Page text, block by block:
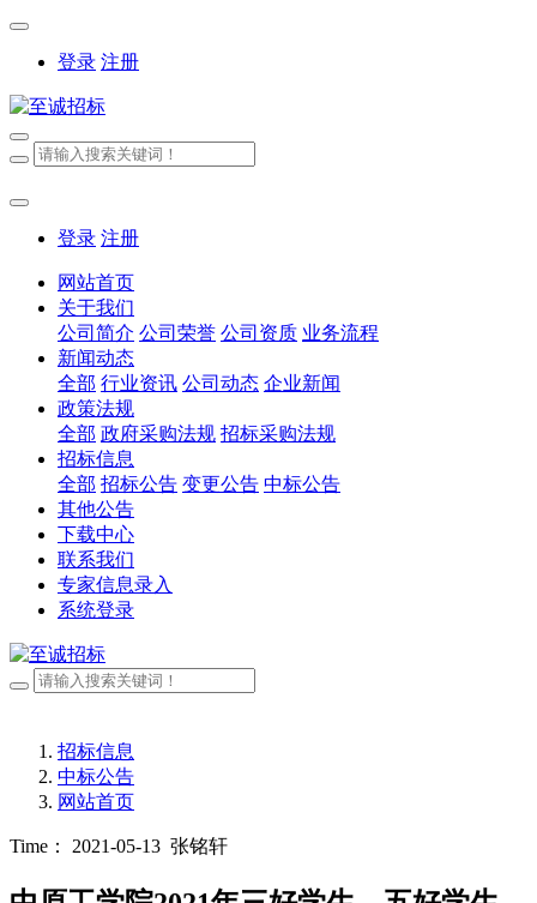
登录 注册
登录 注册
网站首页
关于我们
公司简介 公司荣誉 公司资质 业务流程
新闻动态
全部 行业资讯 公司动态 企业新闻
政策法规
全部 政府采购法规 招标采购法规
招标信息
全部 招标公告 变更公告 中标公告
其他公告
下载中心
联系我们
专家信息录入
系统登录
招标信息
中标公告
网站首页
Time： 2021-05-13 张铭轩